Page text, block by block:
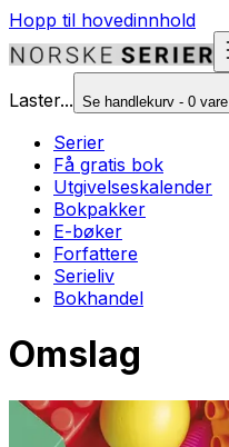
Hopp til hovedinnhold
Laster... Se handlekurv - 0 vare
Serier
Få gratis bok
Utgivelseskalender
Bokpakker
E-bøker
Forfattere
Serieliv
Bokhandel
Omslag